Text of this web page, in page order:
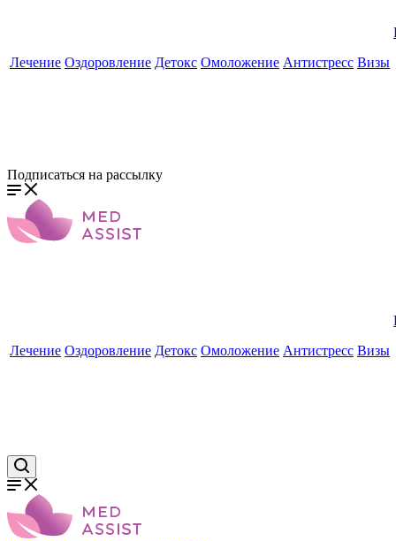
Лечение Оздоровление Детокс Омоложение Антистресс Визы
Подписаться на рассылку
Лечение Оздоровление Детокс Омоложение Антистресс Визы